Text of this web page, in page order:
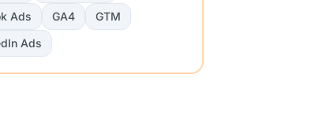
Ads
GA4
GTM
Ads